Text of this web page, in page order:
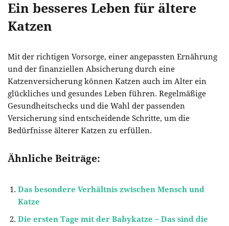
Ein besseres Leben für ältere
Katzen
Mit der richtigen Vorsorge, einer angepassten Ernährung
und der finanziellen Absicherung durch eine
Katzenversicherung können Katzen auch im Alter ein
glückliches und gesundes Leben führen. Regelmäßige
Gesundheitschecks und die Wahl der passenden
Versicherung sind entscheidende Schritte, um die
Bedürfnisse älterer Katzen zu erfüllen.
Ähnliche Beiträge:
Das besondere Verhältnis zwischen Mensch und
Katze
Die ersten Tage mit der Babykatze – Das sind die